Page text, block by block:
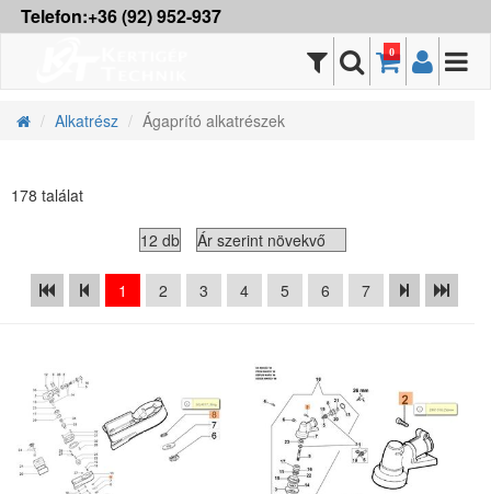
Telefon:+36 (92) 952-937
0
Alkatrész Ágaprító alkatrészek
178 találat
1 2 3 4 5 6 7